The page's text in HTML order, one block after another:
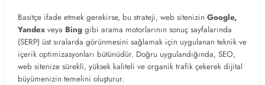
Basitçe ifade etmek gerekirse, bu strateji, web sitenizin Google,
Yandex veya Bing gibi arama motorlarının sonuç sayfalarında
(SERP) üst sıralarda görünmesini sağlamak için uygulanan teknik ve
içerik optimizasyonları bütünüdür. Doğru uygulandığında, SEO,
web sitenize sürekli, yüksek kaliteli ve organik trafik çekerek dijital
büyümenizin temelini oluşturur.